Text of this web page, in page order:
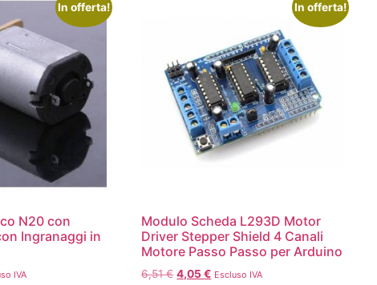
In offerta!
N20 con
Ingranaggi in
IVA
In offerta!
Modulo Scheda L293D Motor
Driver Stepper Shield 4 Canali
Motore Passo Passo per Arduino
6,51€ 4,05€ Escluso IVA